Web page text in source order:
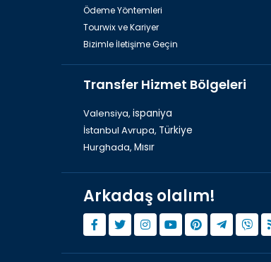
Azerbaycan Bakü, Ateşgah
Baküde Görülmesi Gereken Yerler
Ödeme Yöntemleri
Tourwix ve Kariyer
Bizimle İletişime Geçin
Transfer Hizmet Bölgeleri
Valensiya, ispaniya
İstanbul Avrupa, Türkiye
Hurghada, Mısır
Arkadaş olalım!